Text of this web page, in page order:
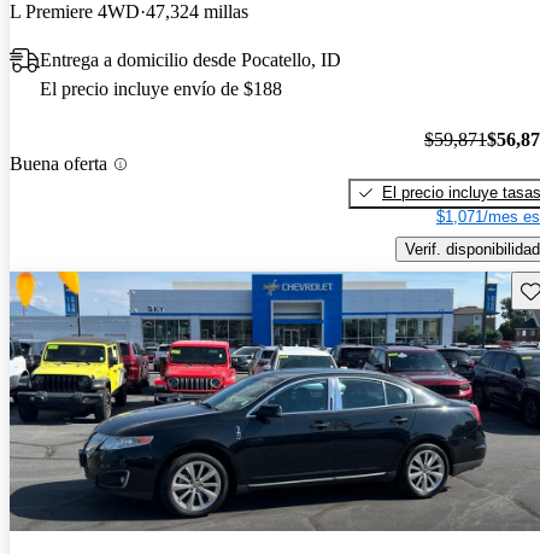
L Premiere 4WD 47,324 millas
Entrega a domicilio desde Pocatello, ID
El precio incluye envío de $188
Buena oferta
$59,871
El precio incluye tasas
$1,071/mes
Verif. disponibilidad